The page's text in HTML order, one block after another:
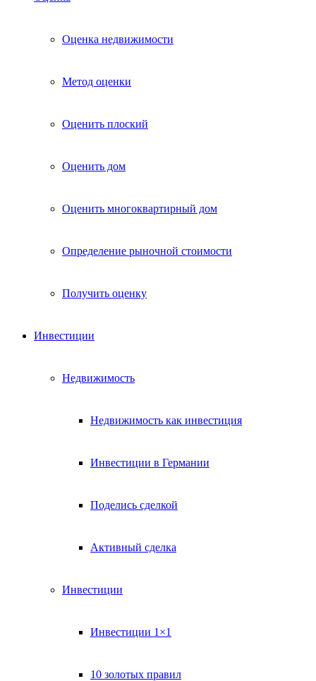
Оценка недвижимости
Метод оценки
Оценить плоский
Оценить дом
Оценить многоквартирный дом
Определение рыночной стоимости
Получить оценку
Инвестиции
Недвижимость
Недвижимость как инвестиция
Инвестиции в Германии
Поделись сделкой
Активный сделка
Инвестиции
Инвестиции 1×1
10 золотых правил